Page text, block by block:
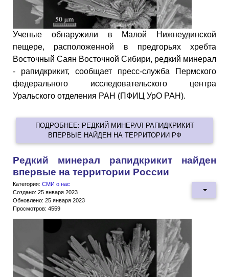
Ученые обнаружили в Малой Нижнеудинской
пещере, расположенной в предгорьях хребта
Восточный Саян Восточной Сибири, редкий минерал
- рапидкрикит, сообщает пресс-служба Пермского
федерального исследовательского центра
Уральского отделения РАН (ПФИЦ УрО РАН).
ПОДРОБНЕЕ: РЕДКИЙ МИНЕРАЛ РАПИДКРИКИТ
ВПЕРВЫЕ НАЙДЕН НА ТЕРРИТОРИИ РФ
Редкий минерал рапидкрикит найден
впервые на территории России
Категория: СМИ о нас
Создано: 25 января 2023
Обновлено: 25 января 2023
Просмотров: 4559